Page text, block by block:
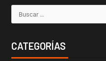
CATEGORÍAS